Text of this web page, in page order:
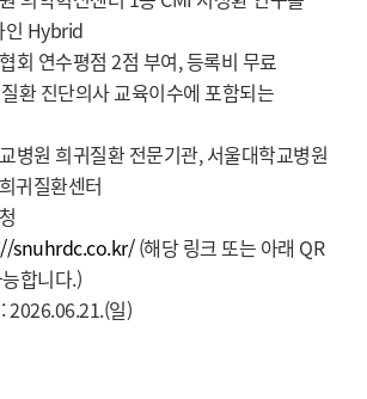
Hybrid
회 연수평점 2점 부여, 등록비 무료
환 진단의사 교육이수에 포함되는
병원 희귀질환 전문기관, 서울대학교병원
귀질환센터
snuhrdc.co.kr/(해당 링크 또는 아래 QR
합니다.)
2026.06.21.(일)